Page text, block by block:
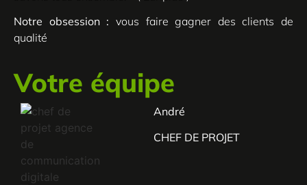
Notre obsession : vous faire gagner des clients de
qualité
Votre équipe
André
CHEF DE PROJET